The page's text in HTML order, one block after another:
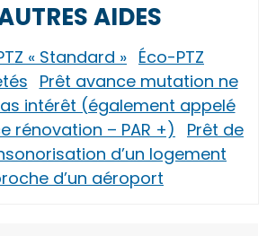
AIDES
« Standard » Éco-PTZ
Prêt avance mutation ne
intérêt (également appelé
rénovation – PAR +)
Prêt de
d’un logement
d’un aéroport